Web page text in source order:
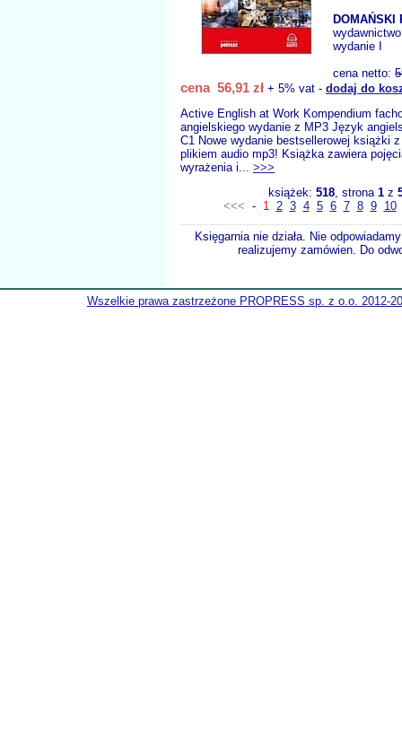
DOMAŃSKI
wydanie I
cena netto:
cena 56,91 zł + 5% vat - dodaj do
Active English at Work Kompendium
angielskiego wydanie z MP3 Język
C1 Nowe wydanie bestsellerowej książki
plikiem audio mp3! Książka zawiera
wyrażenia i... >>>
książek: 518, strona 1z
<<< - 1 2 3 4 5 6 7 8 9 10
Księgarnia nie działa. Nie
realizujemy zamówien. Do
Wszelkie prawa zastrzeżone PROPRESS sp. z o.o. 2012-